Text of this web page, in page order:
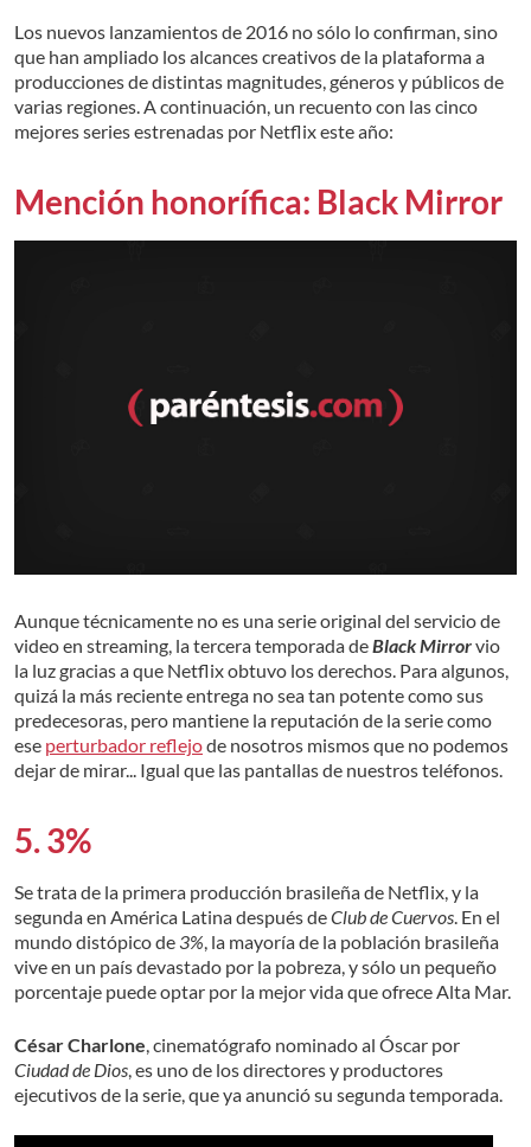
Los nuevos lanzamientos de 2016 no sólo lo confirman, sino
que han ampliado los alcances creativos de la plataforma a
producciones de distintas magnitudes, géneros y públicos de
varias regiones. A continuación, un recuento con las cinco
mejores series estrenadas por Netflix este año:
Mención honorífica: Black Mirror
Aunque técnicamente no es una serie original del servicio de
video en streaming, la tercera temporada deBlack Mirrorvio
la luz gracias a que Netflix obtuvo los derechos. Para algunos,
quizá la más reciente entrega no sea tan potente como sus
predecesoras, pero mantiene la reputación de la serie como
ese perturbador reflejode nosotros mismos que no podemos
dejar de mirar... Igual que las pantallas de nuestros teléfonos.
5. 3%
Se trata de la primera producción brasileña de Netflix, y la
segunda en América Latina después deClub de Cuervos. En el
mundo distópico de 3%, la mayoría de la población brasileña
vive en un país devastado por la pobreza, y sólo un pequeño
porcentaje puede optar por la mejor vida que ofrece Alta Mar.
César Charlone, cinematógrafo nominado al Óscar por
Ciudad de Dios, es uno de los directores y productores
ejecutivos de la serie, que ya anunció su segunda temporada.